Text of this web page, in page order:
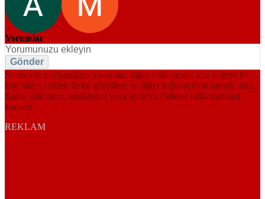
Yorumlar
Gönder
Sitemizde paylaştığınız yorumlar, diğer kullanıcılar için değerli bir
kaynaktır. Lütfen farklı görüşlere ve diğer kullanıcılara saygılı olun.
Kaba, saldırgan, aşağılayıcı veya ayrımcı ifadeler kullanmaktan
kaçının.
REKLAM